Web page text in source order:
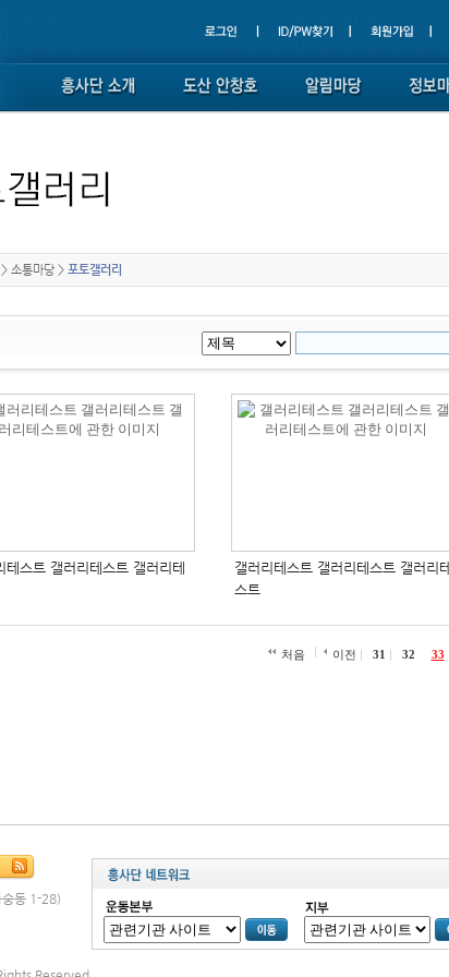
소통마당 > 포토갤러리
테스트 갤러리테스트 갤러리테
갤러리테스트 갤러리테스트 갤러리테
스트
처음 이전 31 32 33
동 1-28)